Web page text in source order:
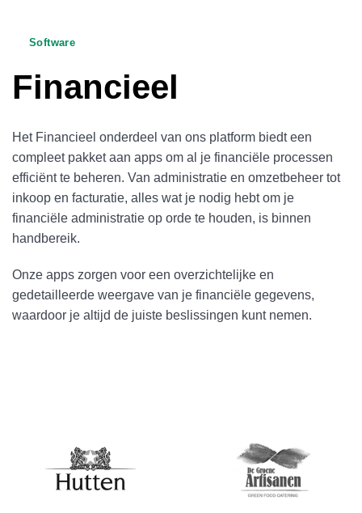
Software
Financieel
Het Financieel onderdeel van ons platform biedt een
compleet pakket aan apps om al je financiële processen
efficiënt te beheren. Van administratie en omzetbeheer tot
inkoop en facturatie, alles wat je nodig hebt om je
financiële administratie op orde te houden, is binnen
handbereik.
Onze apps zorgen voor een overzichtelijke en
gedetailleerde weergave van je financiële gegevens,
waardoor je altijd de juiste beslissingen kunt nemen.